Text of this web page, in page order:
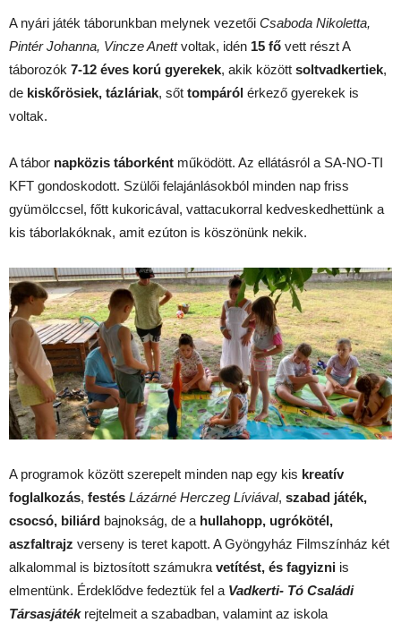
A nyári játék táborunkban melynek vezetői Csaboda Nikoletta,
Pintér Johanna, Vincze Anettvoltak, idén 15 fő vett részt A
táborozók 7-12 éves korú gyerekek, akik között soltvadkertiek,
de kiskőrösiek, tázláriak, sőt tompáról érkező gyerekek is
voltak.
A tábor napközis táborként működött. Az ellátásról a SA-NO-TI
KFT gondoskodott. Szülői felajánlásokból minden nap friss
gyümölccsel, főtt kukoricával, vattacukorral kedveskedhettünk a
kis táborlakóknak, amit ezúton is köszönünk nekik.
A programok között szerepelt minden nap egy kis kreatív
foglalkozás, festés Lázárné Herczeg Líviával, szabad játék,
csocsó, biliárd bajnokság, de a hullahopp, ugrókötél,
aszfaltrajz verseny is teret kapott. A Gyöngyház Filmszínház két
alkalommal is biztosított számukravetítést, és fagyizni is
elmentünk. Érdeklődve fedeztük fel a Vadkerti- Tó Családi
Társasjátékrejtelmeit a szabadban, valamint az iskola